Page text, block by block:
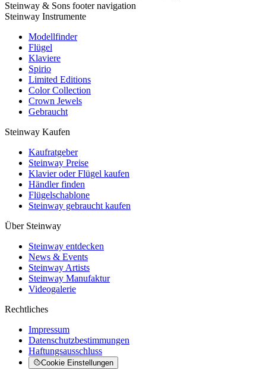
Steinway & Sons footer navigation
Steinway Instrumente
Modellfinder
Flügel
Klaviere
Spirio
Limited Editions
Color Collection
Crown Jewels
Gebraucht
Steinway Kaufen
Kaufratgeber
Steinway Preise
Klavier oder Flügel kaufen
Händler finden
Flügelschablone
Steinway gebraucht kaufen
Über Steinway
Steinway entdecken
News & Events
Steinway Artists
Steinway Manufaktur
Videogalerie
Rechtliches
Impressum
Datenschutzbestimmungen
Haftungsausschluss
Cookie Einstellungen